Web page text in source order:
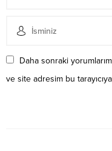
Daha sonraki
ve site adresim bu